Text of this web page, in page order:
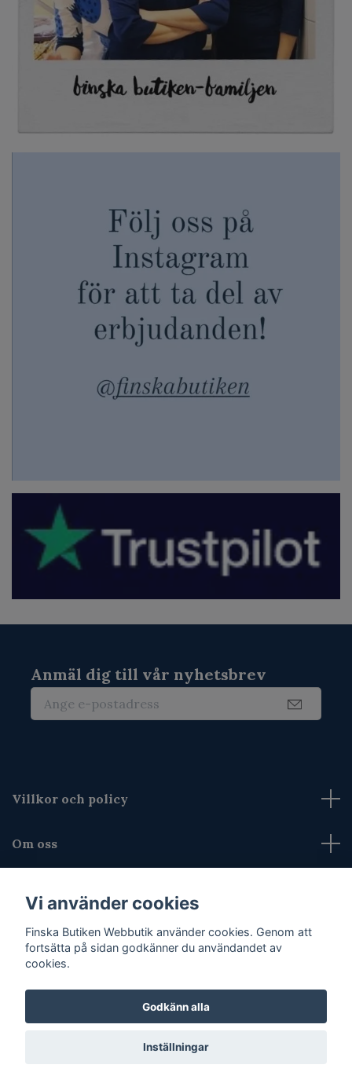
Anmäl dig till vår nyhetsbrev
Villkor och policy
Om oss
Sociala medier
© 2026 Finska Butiken Webbutik
Vi använder cookies
Finska Butiken Webbutik använder cookies. Genom att
fortsätta på sidan godkänner du användandet av
cookies.
Godkänn alla
Inställningar